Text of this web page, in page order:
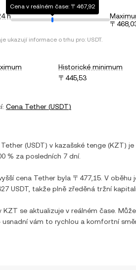
h
Cena v reálném čase: 〒467,92
〒
ukazují informace o trhu pro: USDT.
Historické minimum
〒445,53
Cena Tether (USDT)
Tether (USDT) v kazašské tenge (KZT) je
% za posledních 7 dní.
cena Tether byla 〒477,15 . V oběhu
USDT , takže plně zředěná tržní
KZT se aktualizuje v reálném čase.
usnadní vám to rychlou a komfortní